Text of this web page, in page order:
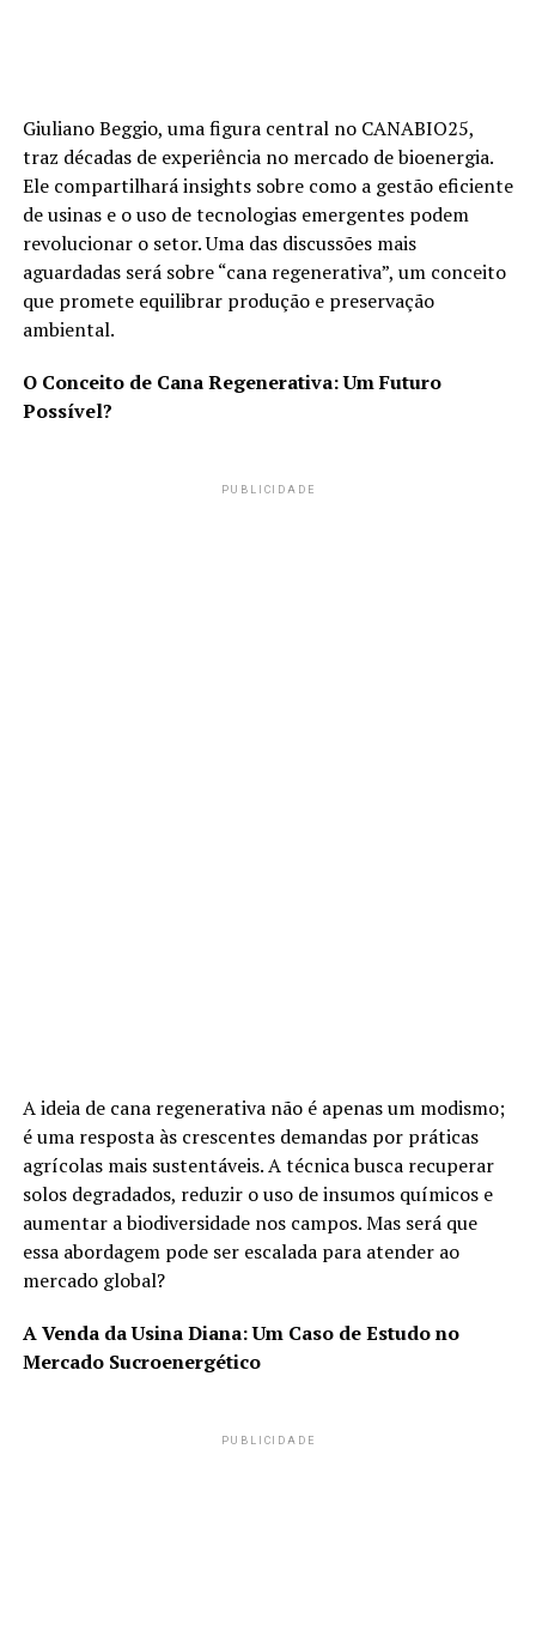
Giuliano Beggio, uma figura central no CANABIO25,
traz décadas de experiência no mercado de bioenergia.
Ele compartilhará insights sobre como a gestão eficiente
de usinas e o uso de tecnologias emergentes podem
revolucionar o setor. Uma das discussões mais
aguardadas será sobre “cana regenerativa”, um conceito
que promete equilibrar produção e preservação
ambiental.
O Conceito de Cana Regenerativa: Um Futuro
Possível?
PUBLICIDADE
A ideia de cana regenerativa não é apenas um modismo;
é uma resposta às crescentes demandas por práticas
agrícolas mais sustentáveis. A técnica busca recuperar
solos degradados, reduzir o uso de insumos químicos e
aumentar a biodiversidade nos campos. Mas será que
essa abordagem pode ser escalada para atender ao
mercado global?
A Venda da Usina Diana: Um Caso de Estudo no
Mercado Sucroenergético
PUBLICIDADE